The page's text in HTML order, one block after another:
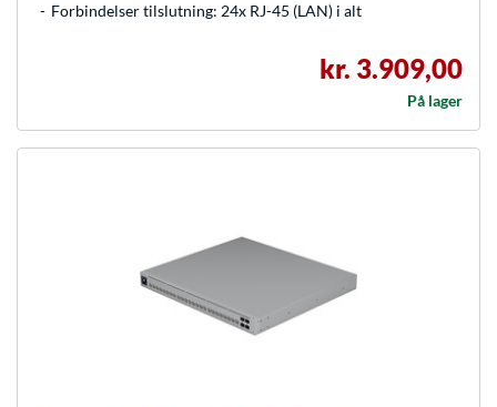
Forbindelser tilslutning: 24x RJ-45 (LAN) i alt
kr. 3.909,00
På lager